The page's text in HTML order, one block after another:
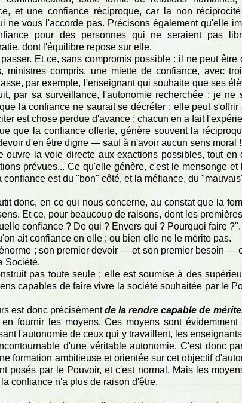
et une confiance réciproque, car la non
ne vous l'accorde pas. Précisons également qu'elle
pour des personnes qui ne seraient pas
dont l'équilibre repose sur elle.
Et ce, sans compromis possible : il ne peut
ministres compris, une miette de confiance, avec
par exemple, l'enseignant qui souhaite que ses
par sa surveillance, l'autonomie recherchée : je ne
la confiance ne saurait se décréter ; elle peut
est chose perdue d'avance : chacun en a fait
que la confiance offerte, génère souvent la
d'en être digne — sauf à n'avoir aucun sens moral !
ouvre la voie directe aux exactions possibles, tout en
prévues... Ce qu'elle génère, c'est le mensonge
est du "bon" côté, et la méfiance, du
donc, en ce qui nous concerne, au constat que la
Et ce, pour beaucoup de raisons, dont les
confiance ? De qui ? Envers qui ? Pourquoi faire
ait confiance en elle ; ou bien elle ne le mérite pas.
; son premier devoir — et son premier besoin —
Société.
pas toute seule ; elle est soumise à des
capables de faire vivre la société souhaitée par le
est donc précisémentde la rendre capable de
fournir les moyens. Ces moyens sont
l'autonomie de ceux qui y travaillent, les
d'une véritable autonomie. C'est donc
formation ambitieuse et orientée sur cet objectif
posés par le Pouvoir, et c'est normal. Mais les
confiance n'a plus de raison d'être.